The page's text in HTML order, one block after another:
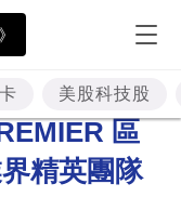
美股科技股
區
精英團隊